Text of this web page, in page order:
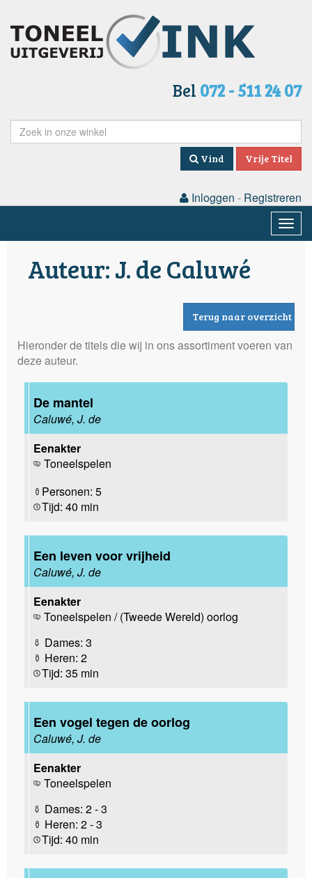
Bel 072 - 511 24 07
Vind Vrije Titel
Inloggen - Registreren
Auteur: J. de Caluwé
Terug naar overzicht
Hieronder de titels die wij in ons assortiment voeren van
deze auteur.
De mantel
Caluwé, J. de
Eenakter
Toneelspelen
Personen: 5
Tijd: 40 min
Een leven voor vrijheid
Caluwé, J. de
Eenakter
Toneelspelen / (Tweede Wereld) oorlog
Dames: 3
Heren: 2
Tijd: 35 min
Een vogel tegen de oorlog
Caluwé, J. de
Eenakter
Toneelspelen
Dames: 2 - 3
Heren: 2 - 3
Tijd: 40 min